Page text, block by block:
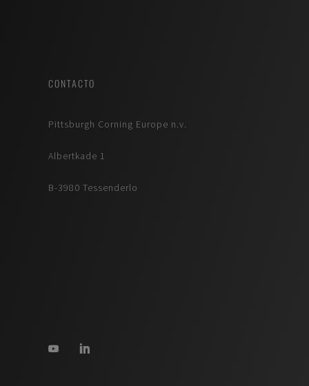
CONTACTO
Pittsburgh Corning Europe n.v.
Albertkade 1
B-3980 Tessenderlo